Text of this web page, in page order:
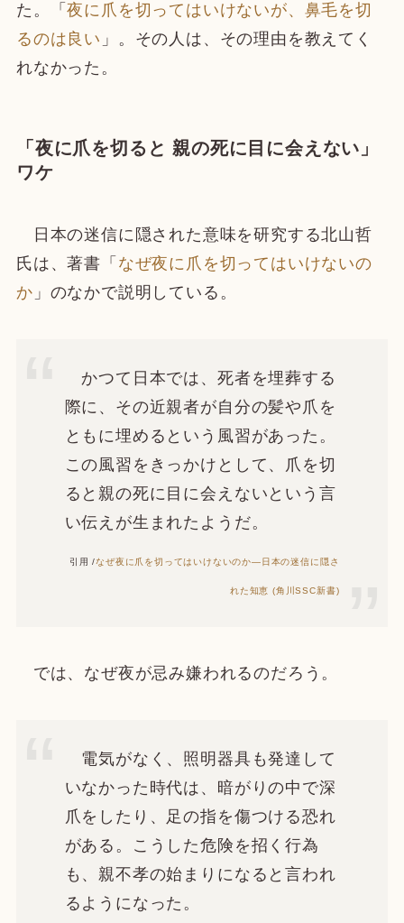
た。「夜に爪を切ってはいけないが、鼻毛を切
るのは良い 」。その人は、その理由を教えてく
れなかった。
「夜に爪を切ると 親の死に目に会えない」
ワケ
日本の迷信に隠された意味を研究する北山哲
氏は、著書「 なぜ夜に爪を切ってはいけないの
か 」のなかで説明している。
かつて日本では、死者を埋葬する
際に、その近親者が自分の髪や爪を
ともに埋めるという風習があった。
この風習をきっかけとして、爪を切
ると親の死に目に会えないという言
い伝えが生まれたようだ。
引用 /なぜ夜に爪を切ってはいけないのか―日本の迷信に隠さ
れた知恵 (角川SSC新書)
では、なぜ夜が忌み嫌われるのだろう。
電気がなく、照明器具も発達して
いなかった時代は、暗がりの中で深
爪をしたり、足の指を傷つける恐れ
がある。こうした危険を招く行為
も、親不孝の始まりになると言われ
るようになった。